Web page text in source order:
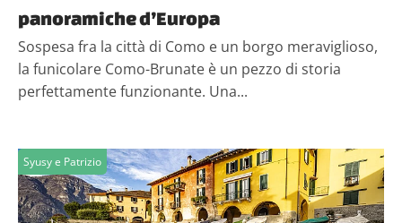
panoramiche d’Europa
Sospesa fra la città di Como e un borgo meraviglioso,
la funicolare Como-Brunate è un pezzo di storia
perfettamente funzionante. Una...
Syusy e Patrizio